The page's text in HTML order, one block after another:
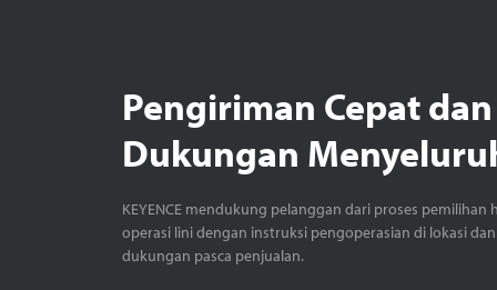
Pengiriman Cepat dan
Dukungan
KEYENCE mendukung pelanggan dari proses pemilihan
operasi lini dengan instruksi pengoperasian di lokasi dan
dukungan pasca penjualan.